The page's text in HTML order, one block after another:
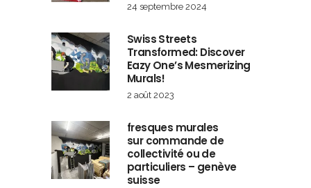
24 septembre 2024
Swiss Streets
Transformed: Discover
Eazy One’s Mesmerizing
Murals!
2 août 2023
fresques murales
sur commande de
collectivité ou de
particuliers – genève
suisse